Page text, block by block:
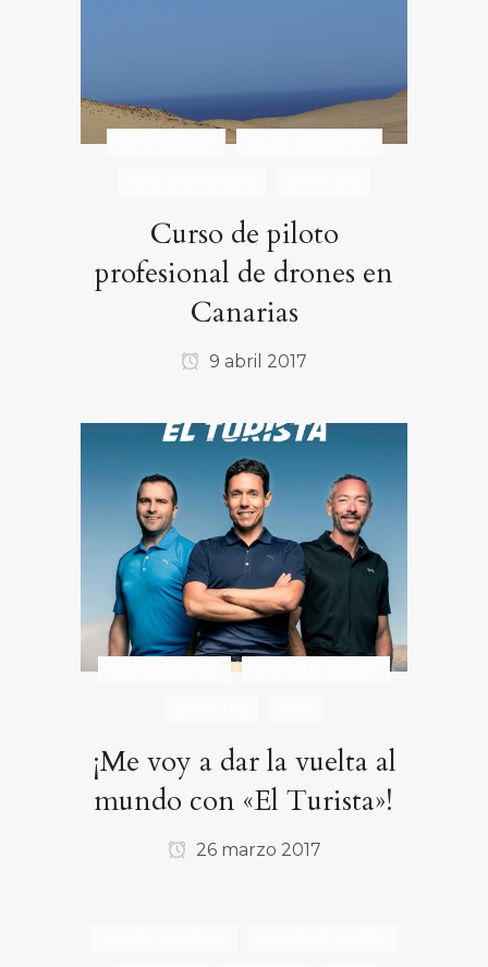
Curso de piloto
profesional de drones en
Canarias
9 abril 2017
¡Me voy a dar la vuelta al
mundo con «El Turista»!
26 marzo 2017